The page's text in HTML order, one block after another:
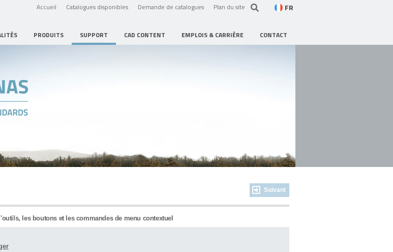
Accueil Catalogues disponibles Demande de catalogues Plan du site FR
PRODUITS SUPPORT CAD CONTENT EMPLOIS & CARRIÈRE CONTACT
Suivant
les boutons et les commandes de menu contextuel